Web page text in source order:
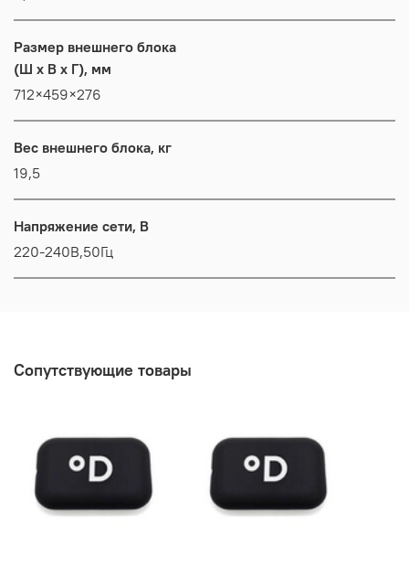
Размер внешнего блока
(Ш x В x Г), мм
712×459×276
Вес внешнего блока, кг
19,5
Напряжение сети, В
220-240В,50Гц
Сопутствующие товары